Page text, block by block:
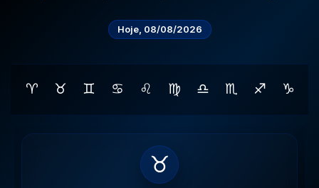
Hoje, 08/08/2026
♈ ♉ ♊ ♋ ♌ ♍ ♎ ♏ ♐ ♑
♉